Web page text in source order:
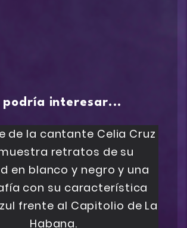
podría interesar...